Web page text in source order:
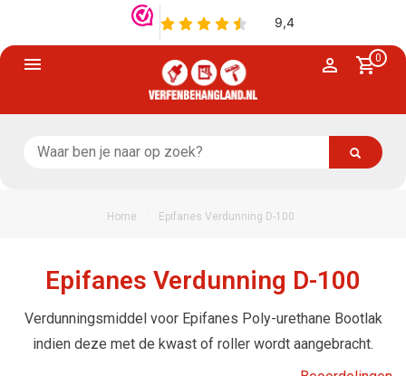
0
Home Epifanes Verdunning D-100
Epifanes Verdunning D-100
Verdunningsmiddel voor Epifanes Poly-urethane Bootlak
indien deze met de kwast of roller wordt aangebracht.